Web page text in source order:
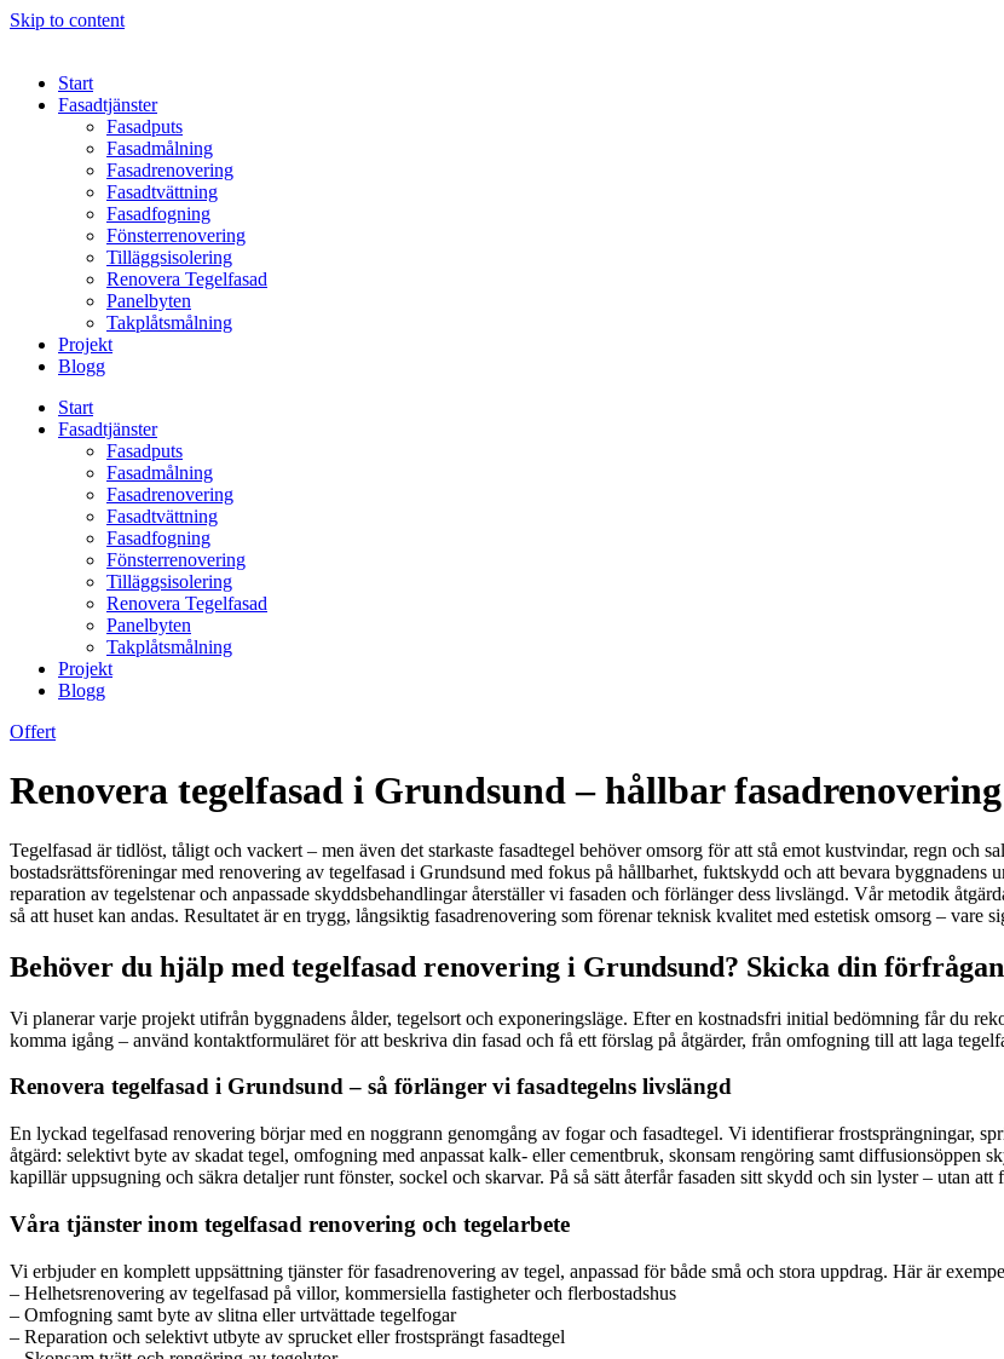
Skip to content
Start
Fasadtjänster
Fasadputs
Fasadmålning
Fasadrenovering
Fasadtvättning
Fasadfogning
Fönsterrenovering
Tilläggsisolering
Renovera Tegelfasad
Panelbyten
Takplåtsmålning
Projekt
Blogg
Start
Fasadtjänster
Fasadputs
Fasadmålning
Fasadrenovering
Fasadtvättning
Fasadfogning
Fönsterrenovering
Tilläggsisolering
Renovera Tegelfasad
Panelbyten
Takplåtsmålning
Projekt
Blogg
Offert
Renovera tegelfasad i Grundsund – hållbar
Tegelfasad är tidlöst, tåligt och vackert – men även det starkaste fasadtegel behöver omsorg för att stå emot kustvindar, regn och
bostadsrättsföreningar med renovering av tegelfasad i Grundsund med fokus på hållbarhet, fuktskydd och att bevara
reparation av tegelstenar och anpassade skyddsbehandlingar återställer vi fasaden och förlänger dess livslängd. Vår metodik
så att huset kan andas. Resultatet är en trygg, långsiktig fasadrenovering som förenar teknisk kvalitet med estetisk omsorg – vare
Behöver du hjälp med tegelfasad renovering i Grundsund? Skicka din
Vi planerar varje projekt utifrån byggnadens ålder, tegelsort och exponeringsläge. Efter en kostnadsfri initial bedömning får du
komma igång – använd kontaktformuläret för att beskriva din fasad och få ett förslag på åtgärder, från omfogning till att laga
Renovera tegelfasad i Grundsund – så förlänger vi fasadtegelns livslängd
En lyckad tegelfasad renovering börjar med en noggrann genomgång av fogar och fasadtegel. Vi identifierar frostsprängningar,
åtgärd: selektivt byte av skadat tegel, omfogning med anpassat kalk- eller cementbruk, skonsam rengöring samt diffusionsöppen
kapillär uppsugning och säkra detaljer runt fönster, sockel och skarvar. På så sätt återfår fasaden sitt skydd och sin lyster – utan
Våra tjänster inom tegelfasad renovering och tegelarbete
Vi erbjuder en komplett uppsättning tjänster för fasadrenovering av tegel, anpassad för både små och stora uppdrag. Här är
– Helhetsrenovering av tegelfasad på villor, kommersiella fastigheter och flerbostadshus
– Omfogning samt byte av slitna eller urtvättade tegelfogar
– Reparation och selektivt utbyte av sprucket eller frostsprängt fasadtegel